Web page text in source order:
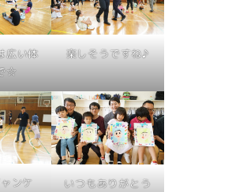
広い体
☆
楽しそうですね♪
ンケ
いつもありがとう